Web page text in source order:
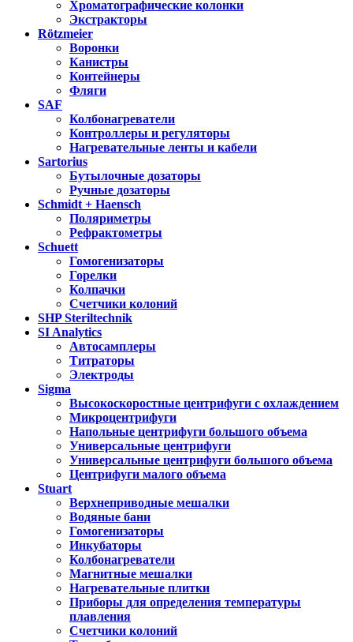
Хроматографические колонки
Экстракторы
Rötzmeier
Воронки
Канистры
Контейнеры
Фляги
SAF
Колбонагреватели
Контроллеры и регуляторы
Нагревательные ленты и кабели
Sartorius
Бутылочные дозаторы
Ручные дозаторы
Schmidt + Haensch
Поляриметры
Рефрактометры
Schuett
Гомогенизаторы
Горелки
Колпачки
Счетчики колоний
SHP Steriltechnik
SI Analytics
Автосамплеры
Титраторы
Электроды
Sigma
Высокоскоростные центрифуги с охлаждением
Микроцентрифуги
Напольные центрифуги большого объема
Универсальные центрифуги
Универсальные центрифуги большого объема
Центрифуги малого объема
Stuart
Верхнеприводные мешалки
Водяные бани
Гомогенизаторы
Инкубаторы
Колбонагреватели
Магнитные мешалки
Нагревательные плитки
Приборы для определения температуры
плавления
Счетчики колоний